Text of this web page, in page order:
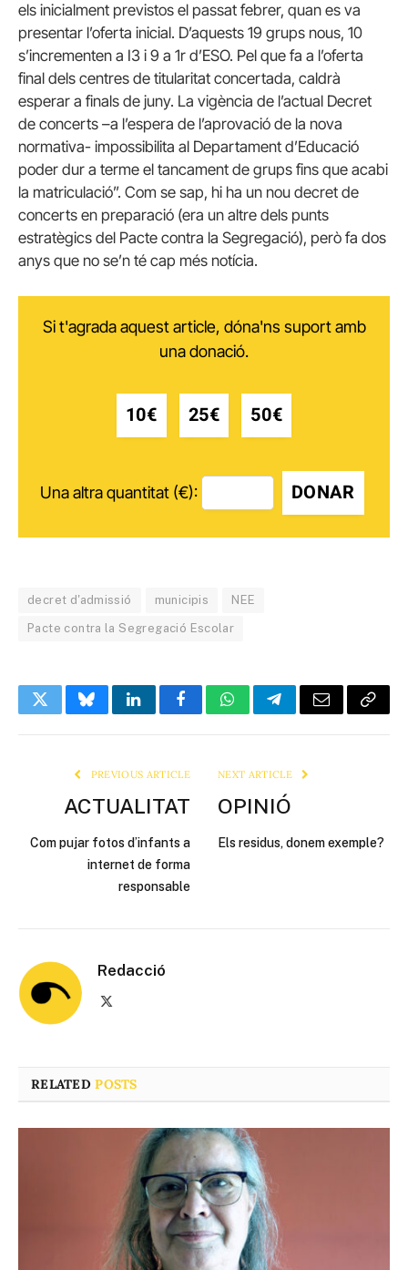
els inicialment previstos el passat febrer, quan es va
presentar l’oferta inicial. D’aquests 19 grups nous, 10
s’incrementen a I3 i 9 a 1r d’ESO. Pel que fa a l’oferta
final dels centres de titularitat concertada, caldrà
esperar a finals de juny. La vigència de l’actual Decret
de concerts –a l’espera de l’aprovació de la nova
normativa- impossibilita al Departament d’Educació
poder dur a terme el tancament de grups fins que acabi
la matriculació”. Com se sap, hi ha un nou decret de
concerts en preparació (era un altre dels punts
estratègics del Pacte contra la Segregació), però fa dos
anys que no se’n té cap més notícia.
Si t'agrada aquest article, dóna'ns suport amb
una donació.
10€ 25€ 50€
Una altra quantitat (€): DONAR
decret d'admissió municipis NEE
Pacte contra la Segregació Escolar
TwitterBlueskyLinkedInFacebookWhatsAppTelegramEmail Copy
PREVIOUS ARTICLE
ACTUALITAT
Com pujar fotos d’infants a
internet de forma
responsable
NEXT ARTICLE
OPINIÓ
Els residus, donem exemple?
Redacció
RELATEDPOSTS